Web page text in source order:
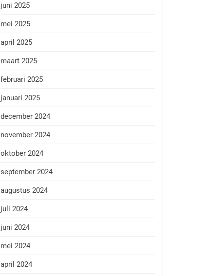
juni 2025
mei 2025
april 2025
maart 2025
februari 2025
januari 2025
december 2024
november 2024
oktober 2024
september 2024
augustus 2024
juli 2024
juni 2024
mei 2024
april 2024